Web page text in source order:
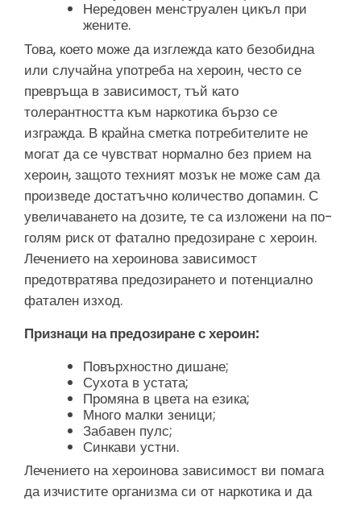
Нередовен менструален цикъл при
жените.
Това, което може да изглежда като безобидна
или случайна употреба на хероин, често се
превръща в зависимост, тъй като
толерантността към наркотика бързо се
изгражда. В крайна сметка потребителите не
могат да се чувстват нормално без прием на
хероин, защото техният мозък не може сам да
произведе достатъчно количество допамин. С
увеличаването на дозите, те са изложени на по-
голям риск от фатално предозиране с хероин.
Лечението на хероинова зависимост
предотвратява предозирането и потенциално
фатален изход.
Признаци на предозиране с хероин:
Повърхностно дишане;
Сухота в устата;
Промяна в цвета на езика;
Много малки зеници;
Забавен пулс;
Синкави устни.
Лечението на хероинова зависимост ви помага
да изчистите организма си от наркотика и да